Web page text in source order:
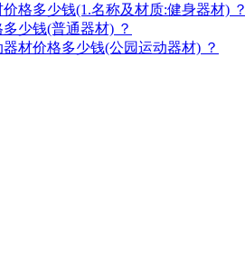
格多少钱(1.名称及材质:健身器材) ？
少钱(普通器材) ？
材价格多少钱(公园运动器材) ？